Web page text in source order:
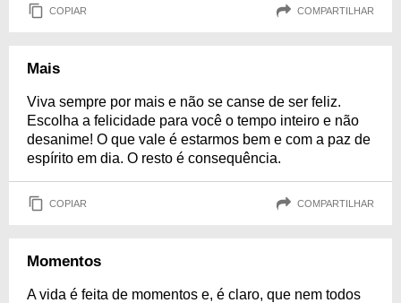
COPIAR COMPARTILHAR
Mais
Viva sempre por mais e não se canse de ser feliz.
Escolha a felicidade para você o tempo inteiro e não
desanime! O que vale é estarmos bem e com a paz de
espírito em dia. O resto é consequência.
COPIAR COMPARTILHAR
Momentos
A vida é feita de momentos e, é claro, que nem todos